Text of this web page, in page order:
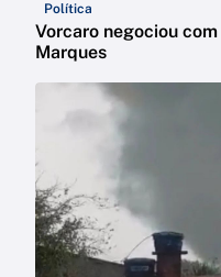
Política
Vorcaro negociou
Marques